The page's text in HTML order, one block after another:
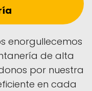
enorgullecemos
de alta
por nuestra
en cada